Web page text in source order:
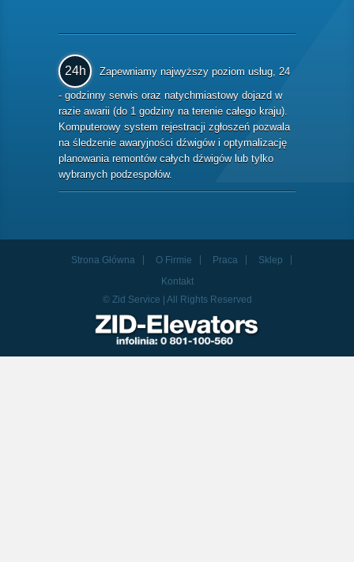
24h
Zapewniamy najwyższy poziom usług, 24
- godzinny serwis oraz natychmiastowy dojazd w
razie awarii (do 1 godziny na terenie całego kraju).
Komputerowy system rejestracji zgłoszeń pozwala
na śledzenie awaryjności dźwigów i optymalizację
planowania remontów całych dźwigów lub tylko
wybranych podzespołów.
Strona Główna O Firmie Praca
Sklep
Kontakt
© Zid Service | All Rights Reserved